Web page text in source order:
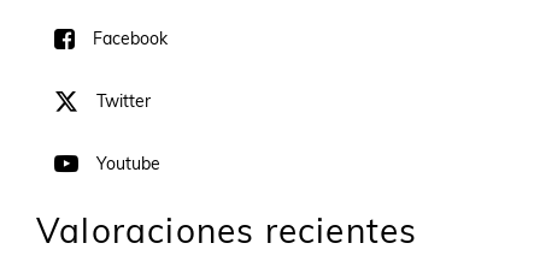
Facebook
Twitter
Youtube
Valoraciones recientes